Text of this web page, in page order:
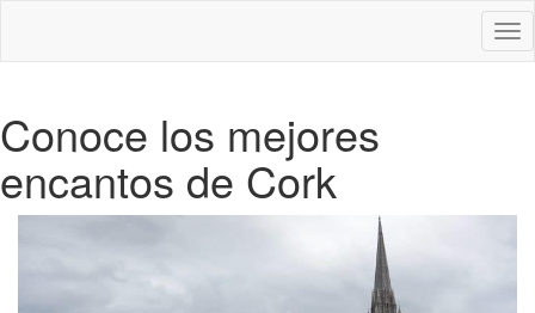
Conoce los mejores
encantos de Cork